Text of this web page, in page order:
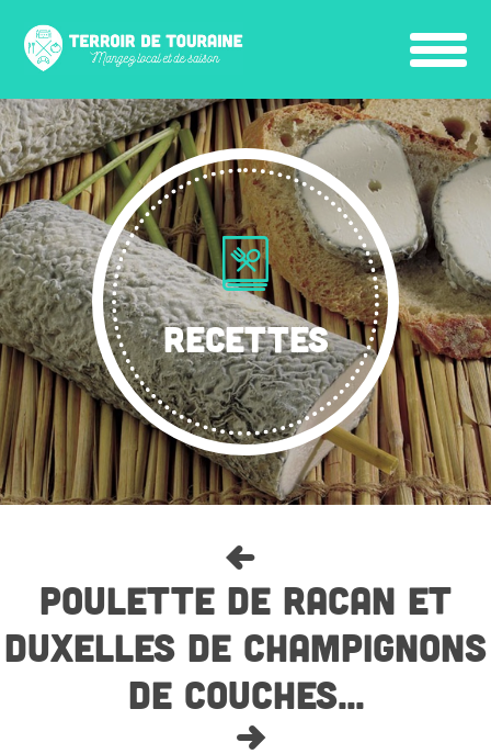
RECETTES
POULETTE DE RACAN ET
DUXELLES DE CHAMPIGNONS
DE COUCHES...